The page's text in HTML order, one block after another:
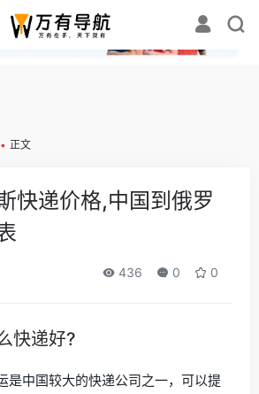
✕
• 正文
快递价格,中国到俄罗
436 0 0
快递好?
是中国较大的快递公司之一，可以提